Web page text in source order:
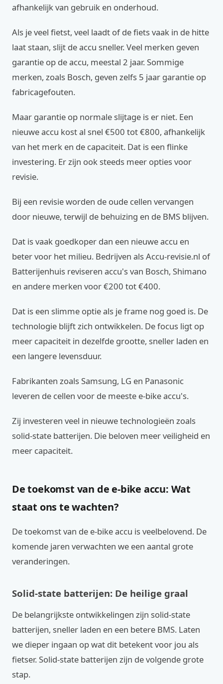
afhankelijk van gebruik en onderhoud.
Als je veel fietst, veel laadt of de fiets vaak in de hitte
laat staan, slijt de accu sneller. Veel merken geven
garantie op de accu, meestal 2 jaar. Sommige
merken, zoals Bosch, geven zelfs 5 jaar garantie op
fabricagefouten.
Maar garantie op normale slijtage is er niet. Een
nieuwe accu kost al snel €500 tot €800, afhankelijk
van het merk en de capaciteit. Dat is een flinke
investering. Er zijn ook steeds meer opties voor
revisie.
Bij een revisie worden de oude cellen vervangen
door nieuwe, terwijl de behuizing en de BMS blijven.
Dat is vaak goedkoper dan een nieuwe accu en
beter voor het milieu. Bedrijven als Accu-revisie.nl of
Batterijenhuis reviseren accu's van Bosch, Shimano
en andere merken voor €200 tot €400.
Dat is een slimme optie als je frame nog goed is. De
technologie blijft zich ontwikkelen. De focus ligt op
meer capaciteit in dezelfde grootte, sneller laden en
een langere levensduur.
Fabrikanten zoals Samsung, LG en Panasonic
leveren de cellen voor de meeste e-bike accu's.
Zij investeren veel in nieuwe technologieën zoals
solid-state batterijen. Die beloven meer veiligheid en
meer capaciteit.
De toekomst van de e-bike accu: Wat
staat ons te wachten?
De toekomst van de e-bike accu is veelbelovend. De
komende jaren verwachten we een aantal grote
veranderingen.
Solid-state batterijen: De heilige graal
De belangrijkste ontwikkelingen zijn solid-state
batterijen, sneller laden en een betere BMS. Laten
we dieper ingaan op wat dit betekent voor jou als
fietser. Solid-state batterijen zijn de volgende grote
stap.